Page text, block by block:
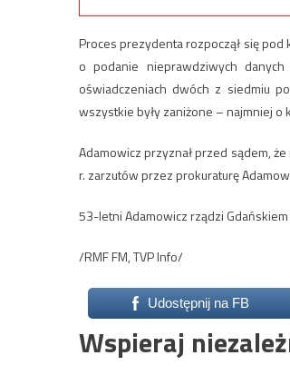
Proces prezydenta rozpoczął się
o podanie nieprawdziwych
oświadczeniach dwóch z siedmiu
wszystkie były zaniżone – najmniej o
Adamowicz przyznał przed sądem,
r. zarzutów przez prokuraturę
53-letni Adamowicz rządzi
/RMF FM, TVP Info/
Udostępnij na FB
Wspieraj